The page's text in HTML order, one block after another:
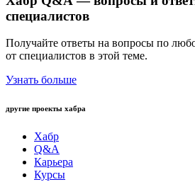
специалистов
Получайте ответы на вопросы по
от специалистов в этой теме.
Узнать больше
другие проекты хабра
Хабр
Q&A
Карьера
Курсы